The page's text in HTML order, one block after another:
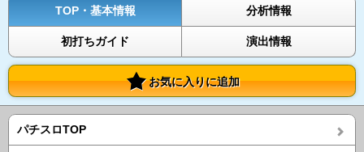
TOP・基本情報 分析情報
初打ちガイド 演出情報
お気に入りに追加
パチスロTOP